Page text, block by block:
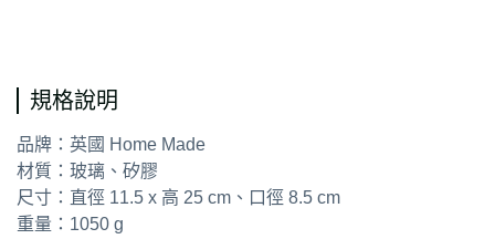
規格說明
品牌：英國 Home Made
材質：玻璃、矽膠
尺寸：直徑 11.5 x 高 25 cm、口徑 8.5 cm
重量：1050 g